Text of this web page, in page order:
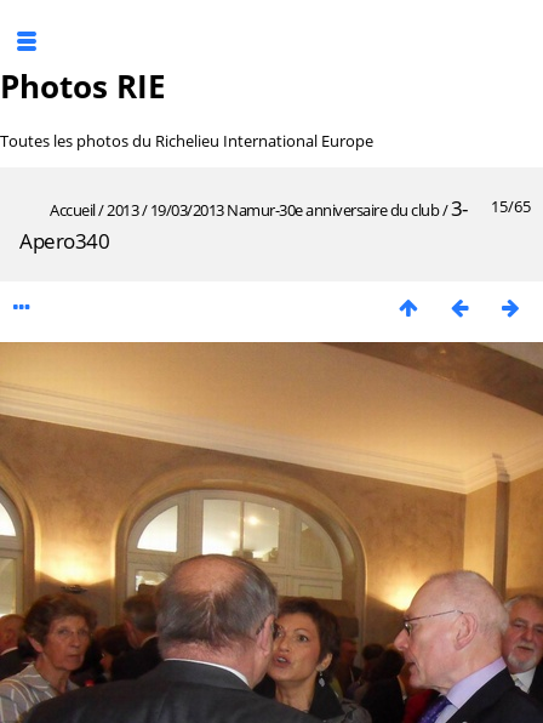
Photos RIE
Toutes les photos du Richelieu International Europe
15/65
Accueil/2013/19/03/2013 Namur-30e anniversaire du club/3-
Apero340